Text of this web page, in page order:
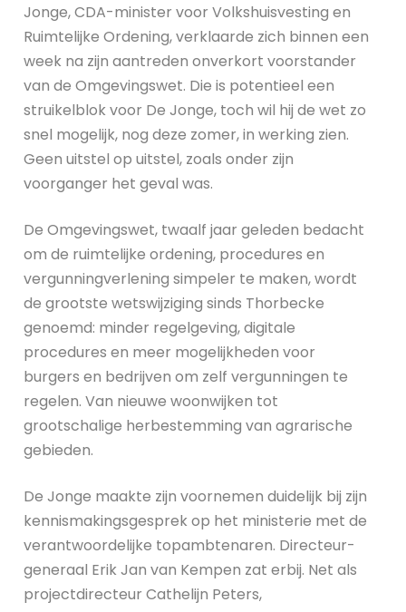
Jonge, CDA-minister voor Volkshuisvesting en
Ruimtelijke Ordening, verklaarde zich binnen een
week na zijn aantreden onverkort voorstander
van de Omgevingswet. Die is potentieel een
struikelblok voor De Jonge, toch wil hij de wet zo
snel mogelijk, nog deze zomer, in werking zien.
Geen uitstel op uitstel, zoals onder zijn
voorganger het geval was.
De Omgevingswet, twaalf jaar geleden bedacht
om de ruimtelijke ordening, procedures en
vergunningverlening simpeler te maken, wordt
de grootste wetswijziging sinds Thorbecke
genoemd: minder regelgeving, digitale
procedures en meer mogelijkheden voor
burgers en bedrijven om zelf vergunningen te
regelen. Van nieuwe woonwijken tot
grootschalige herbestemming van agrarische
gebieden.
De Jonge maakte zijn voornemen duidelijk bij zijn
kennismakingsgesprek op het ministerie met de
verantwoordelijke topambtenaren. Directeur-
generaal Erik Jan van Kempen zat erbij. Net als
projectdirecteur Cathelijn Peters,